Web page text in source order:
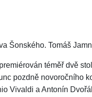
Šonského. Tomáš
téměř dvě
pozdně novoročního
Vivaldi a Antonín